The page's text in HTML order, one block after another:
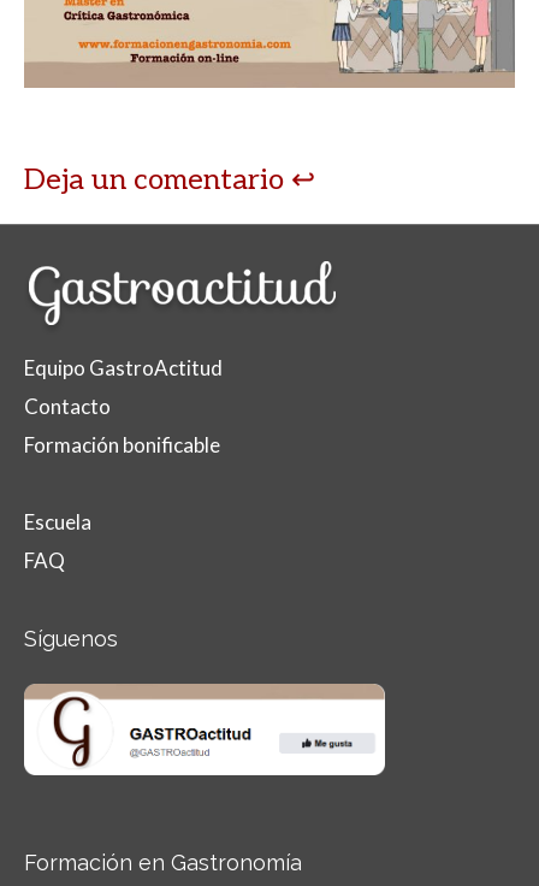
Deja un comentario
Equipo GastroActitud
Contacto
Formación bonificable
Escuela
FAQ
Síguenos
Formación en Gastronomía